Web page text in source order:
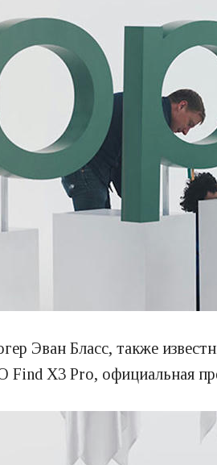
Эван Бласс, также
Find X3 Pro, официальная